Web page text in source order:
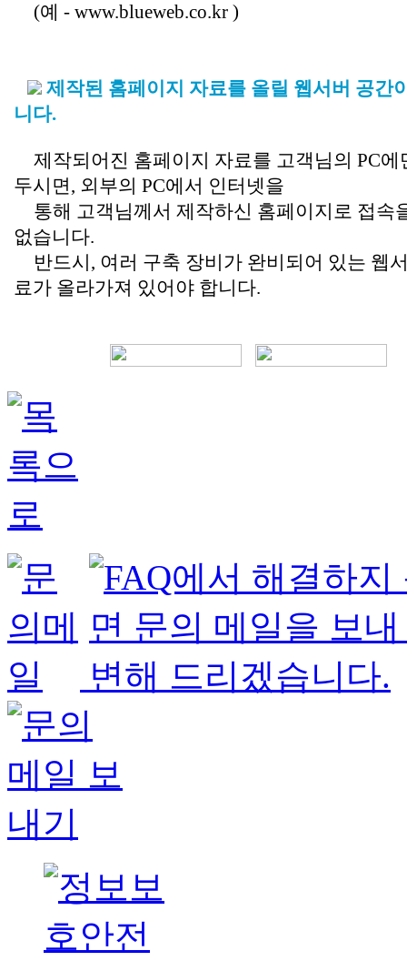
(예 - www.blueweb.co.kr )
제작된 홈페이지 자료를 올릴 웹서버 공간
니다.
제작되어진 홈페이지 자료를 고객님의 PC에
두시면, 외부의 PC에서 인터넷을
통해 고객님께서 제작하신 홈페이지로 접속
없습니다.
반드시, 여러 구축 장비가 완비되어 있는 웹
료가 올라가져 있어야 합니다.